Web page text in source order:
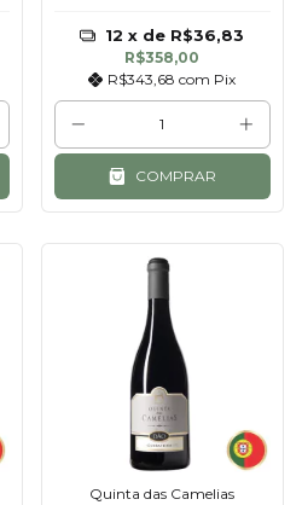
R$358,00
R$343,68com Pix
12 x de R$36,83
COMPRAR
Quinta das Camelias